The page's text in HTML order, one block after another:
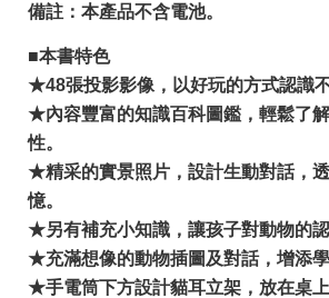
備註：本產品不含電池。
■本書特色
★48張投影影像，以好玩的方式認識
★內容豐富的知識百科圖鑑，輕鬆了
性。
★精采的實景照片，設計生動對話，
憶。
★另有補充小知識，讓孩子對動物的認
★充滿想像的動物插圖及對話，增添學
★手電筒下方設計貓耳立架，放在桌